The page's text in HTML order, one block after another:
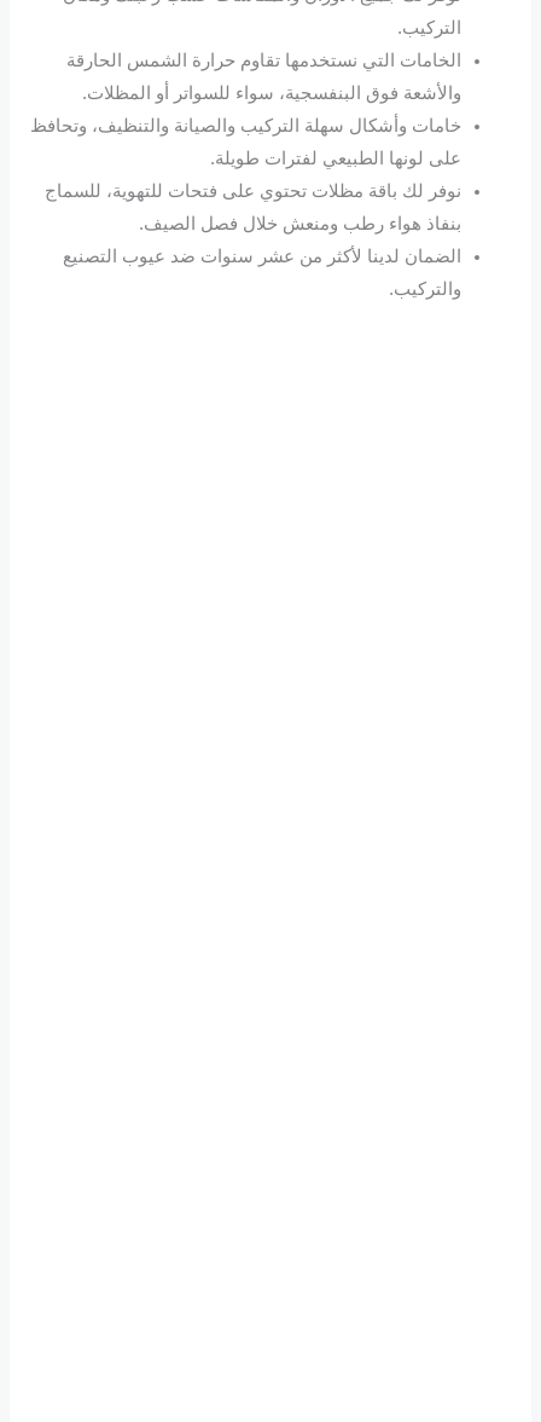
التركيب.
الخامات التي نستخدمها تقاوم حرارة الشمس الحارقة
والأشعة فوق البنفسجية، سواء للسواتر أو المظلات.
خامات وأشكال سهلة التركيب والصيانة والتنظيف، وتحافظ
على لونها الطبيعي لفترات طويلة.
نوفر لك باقة مظلات تحتوي على فتحات للتهوية، للسماج
بنفاذ هواء رطب ومنعش خلال فصل الصيف.
الضمان لدينا لأكثر من عشر سنوات ضد عيوب التصنيع
والتركيب.